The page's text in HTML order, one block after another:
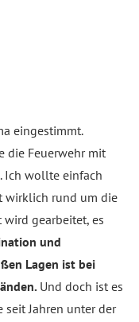
eingestimmt.
die Feuerwehr mit
Ich wollte einfach
wirklich rund um die
wird gearbeitet, es
und
Lagen ist bei
Und doch ist es
Jahren unter der